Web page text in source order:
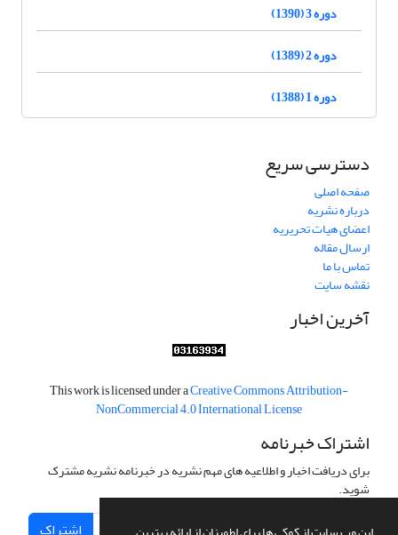
دوره 3 (1390)
دوره 2 (1389)
دوره 1 (1388)
دسترسی سریع
صفحه اصلی
درباره نشریه
اعضای هیات تحریریه
ارسال مقاله
تماس با ما
نقشه سایت
آخرین اخبار
This work is licensed under aCreative Commons Attribution-
NonCommercial 4.0 International License
اشتراک خبرنامه
برای دریافت اخبار و اطلاعیه های مهم نشریه در خبرنامه نشریه مشترک
شوید.